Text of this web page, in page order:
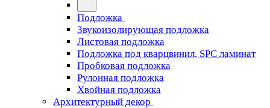
Подложка
Звукоизолирующая подложка
Листовая подложка
Подложка под кварцвинил, SPC ламинат
Пробковая подложка
Рулонная подложка
Хвойная подложка
Архитектурный декор